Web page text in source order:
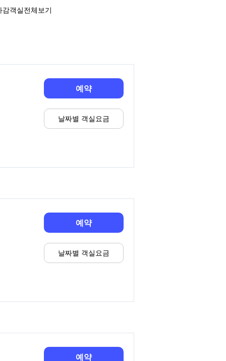
감객실전체보기
예약
날짜별 객실요금
예약
날짜별 객실요금
예약